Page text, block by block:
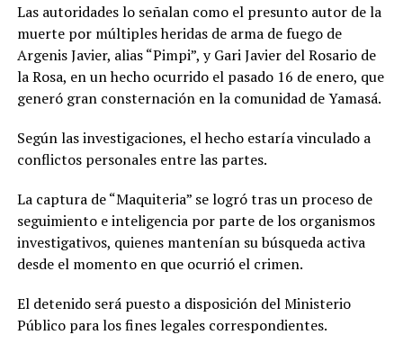
Las autoridades lo señalan como el presunto autor de la
muerte por múltiples heridas de arma de fuego de
Argenis Javier, alias “Pimpi”, y Gari Javier del Rosario de
la Rosa, en un hecho ocurrido el pasado 16 de enero, que
generó gran consternación en la comunidad de Yamasá.
Según las investigaciones, el hecho estaría vinculado a
conflictos personales entre las partes.
La captura de “Maquiteria” se logró tras un proceso de
seguimiento e inteligencia por parte de los organismos
investigativos, quienes mantenían su búsqueda activa
desde el momento en que ocurrió el crimen.
El detenido será puesto a disposición del Ministerio
Público para los fines legales correspondientes.